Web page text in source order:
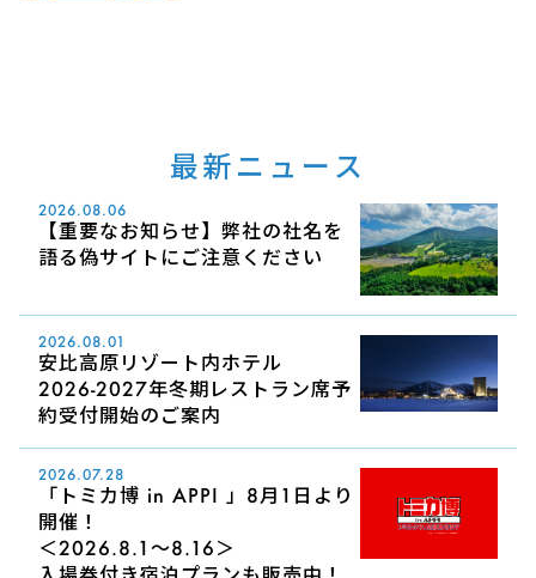
最新ニュース
2026.08.06
【重要なお知らせ】弊社の社名を
語る偽サイトにご注意ください
2026.08.01
安比高原リゾート内ホテル
2026-2027年冬期レストラン席予
約受付開始のご案内
2026.07.28
「トミカ博 in APPI 」8月1日より
開催！
＜2026.8.1～8.16＞